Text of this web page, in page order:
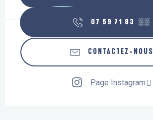
07 59 71 83 ▒▒
CONTACTEZ-NOUS
Page Instagram